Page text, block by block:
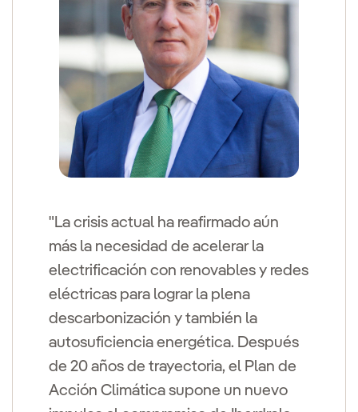
"La crisis actual ha reafirmado aún
más la necesidad de acelerar la
electrificación con renovables y redes
eléctricas para lograr la plena
descarbonización y también la
autosuficiencia energética. Después
de 20 años de trayectoria, el Plan de
Acción Climática supone un nuevo